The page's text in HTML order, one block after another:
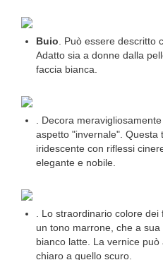
Buio . Può essere descritto
Adatto sia a donne dalla
faccia bianca.
. Decora
aspetto "invernale". Questa
iridescente con riflessi
elegante e nobile.
. Lo straordinario colore
un tono marrone, che a
bianco latte. La vernice
chiaro a quello scuro.